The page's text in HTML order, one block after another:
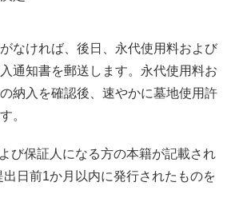
なければ、後日、永代使用料および
通知書を郵送します。永代使用料お
納入を確認後、速やかに墓地使用許
。
び保証人になる方の本籍が記載され
日前1か月以内に発行されたものを